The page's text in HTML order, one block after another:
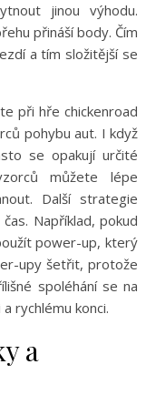
jinou výhodu.
přináší body. Čím
a tím složitější se
při hře chickenroad
pohybu aut. I když
se opakují určité
můžete lépe
Další strategie
Například, pokud
power-up, který
upy šetřit, protože
spoléhání se na
rychlému konci.
a